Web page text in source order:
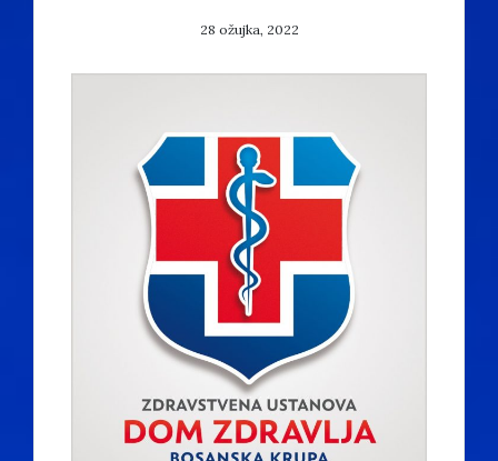
28 ožujka, 2022